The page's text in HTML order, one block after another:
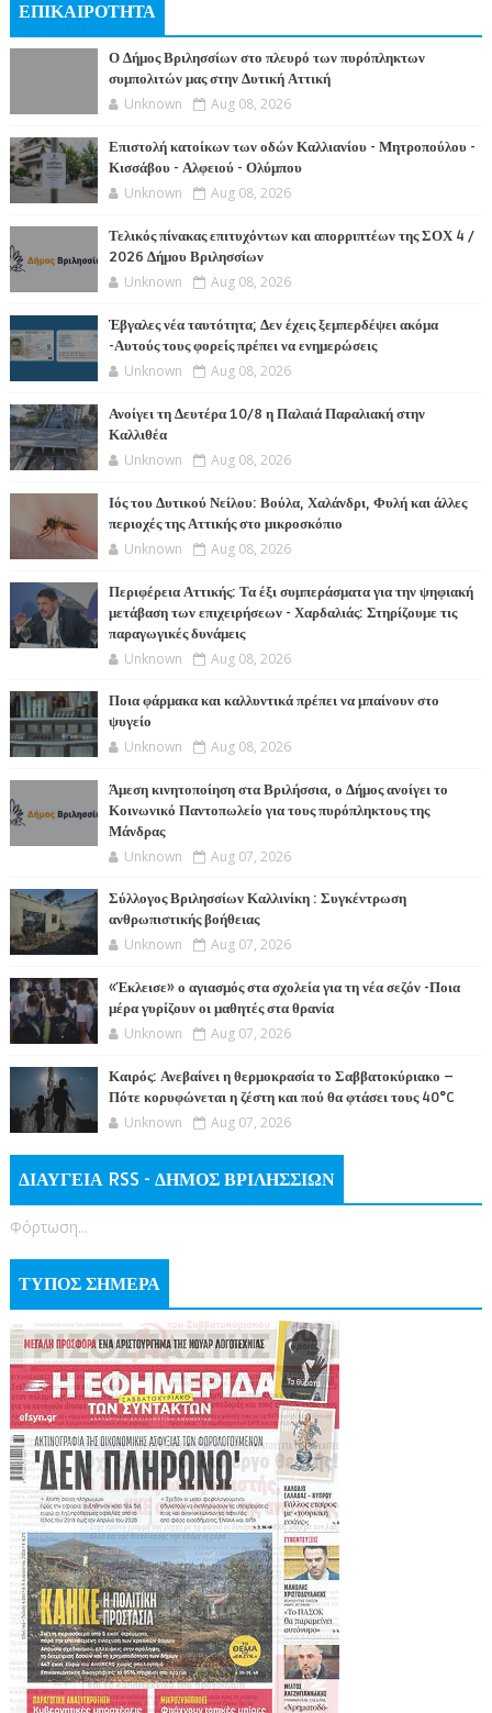
ΕΠΙΚΑΙΡΟΤΗΤΑ
Ο Δήμος Βριλησσίων στο πλευρό των πυρόπληκτων
συμπολιτών μας στην Δυτική Αττική
Unknown Aug 08, 2026
Επιστολή κατοίκων των οδών Καλλιανίου - Μητροπούλου -
Κισσάβου - Αλφειού - Ολύμπου
Unknown Aug 08, 2026
Τελικός πίνακας επιτυχόντων και απορριπτέων της ΣΟΧ 4 /
2026 Δήμου Βριλησσίων
Unknown Aug 08, 2026
Έβγαλες νέα ταυτότητα; Δεν έχεις ξεμπερδέψει ακόμα
-Αυτούς τους φορείς πρέπει να ενημερώσεις
Unknown Aug 08, 2026
Ανοίγει τη Δευτέρα 10/8 η Παλαιά Παραλιακή στην
Καλλιθέα
Unknown Aug 08, 2026
Ιός του Δυτικού Νείλου: Βούλα, Χαλάνδρι, Φυλή και άλλες
περιοχές της Αττικής στο μικροσκόπιο
Unknown Aug 08, 2026
Περιφέρεια Αττικής: Τα έξι συμπεράσματα για την ψηφιακή
μετάβαση των επιχειρήσεων - Χαρδαλιάς: Στηρίζουμε τις
παραγωγικές δυνάμεις
Unknown Aug 08, 2026
Ποια φάρμακα και καλλυντικά πρέπει να μπαίνουν στο
ψυγείο
Unknown Aug 08, 2026
Άμεση κινητοποίηση στα Βριλήσσια, ο Δήμος ανοίγει το
Κοινωνικό Παντοπωλείο για τους πυρόπληκτους της
Μάνδρας
Unknown Aug 07, 2026
Σύλλογος Βριλησσίων Καλλινίκη : Συγκέντρωση
ανθρωπιστικής βοήθειας
Unknown Aug 07, 2026
«Έκλεισε» ο αγιασμός στα σχολεία για τη νέα σεζόν -Ποια
μέρα γυρίζουν οι μαθητές στα θρανία
Unknown Aug 07, 2026
Καιρός: Ανεβαίνει η θερμοκρασία το Σαββατοκύριακο –
Πότε κορυφώνεται η ζέστη και πού θα φτάσει τους 40°C
Unknown Aug 07, 2026
ΔΙΑΥΓΕΙΑ RSS - ΔΗΜΟΣ ΒΡΙΛΗΣΣΙΩΝ
Φόρτωση...
ΤΥΠΟΣ ΣΗΜΕΡΑ